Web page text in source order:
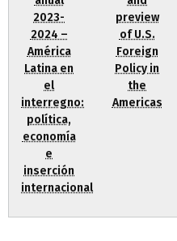
2023-
2024 –
América
Latina en
el
interregno:
política,
economía
e
inserción
internacional
preview
of U.S.
Foreign
Policy in
the
Americas